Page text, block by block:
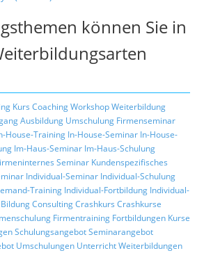
können Sie in
Kurs CoachingWorkshopWeiterbildung
Ausbildung Umschulung Firmenseminar
House-Training In-House-Seminar In-House-
Im-Haus-Seminar Im-Haus-Schulung
Seminar Kundenspezifisches
Individual-Seminar Individual-Schulung
Training Individual-Fortbildung Individual-
BildungConsultingCrashkurs Crashkurse
Firmentraining Fortbildungen Kurse
SchulungsangebotSeminarangebot
Umschulungen UnterrichtWeiterbildungen